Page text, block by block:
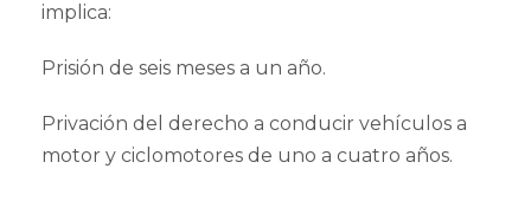
implica:
Prisión de seis meses a un año.
Privación del derecho a conducir vehículos a
motor y ciclomotores de uno a cuatro años.